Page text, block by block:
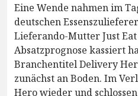
Eine Wende nahmen im
deutschen
Lieferando-Mutter Just
Absatzprognose kassiert
Branchentitel Delivery
zunächst an Boden. Im
Hero wieder und